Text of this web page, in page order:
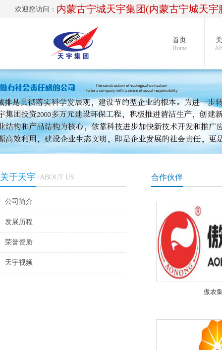
欢迎您访问： 内蒙古宁城天宇集团(内蒙古宁城天
首页
Home
关于天宇 /ABOUT US
公司简介
发展历程
荣誉资质
天宇视频
合作伙伴
傲农